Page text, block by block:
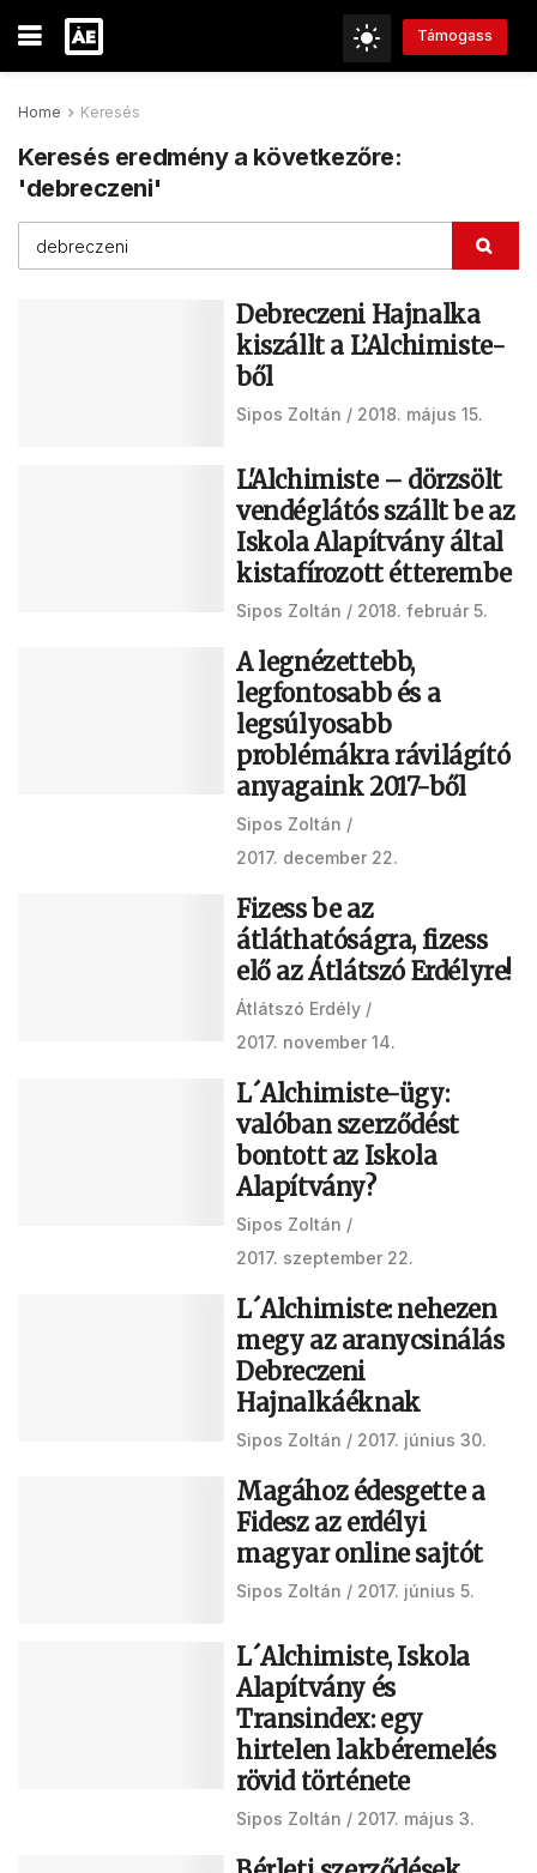
Támogass
Home Keresés
Keresés eredmény a következőre:
'debreczeni'
Debreczeni Hajnalka
kiszállt a L’Alchimiste-
ből
Sipos Zoltán 2018. május 15.
L'Alchimiste – dörzsölt
vendéglátós szállt be az
Iskola Alapítvány által
kistafírozott étterembe
Sipos Zoltán 2018. február 5.
A legnézettebb,
legfontosabb és a
legsúlyosabb
problémákra rávilágító
anyagaink 2017-ből
Sipos Zoltán
2017. december 22.
Fizess be az
átláthatóságra, fizess
elő az Átlátszó Erdélyre!
Átlátszó Erdély
2017. november 14.
L´Alchimiste-ügy:
valóban szerződést
bontott az Iskola
Alapítvány?
Sipos Zoltán
2017. szeptember 22.
L´Alchimiste: nehezen
megy az aranycsinálás
Debreczeni
Hajnalkáéknak
Sipos Zoltán 2017. június 30.
Magához édesgette a
Fidesz az erdélyi
magyar online sajtót
Sipos Zoltán 2017. június 5.
L´Alchimiste, Iskola
Alapítvány és
Transindex: egy
hirtelen lakbéremelés
rövid története
Sipos Zoltán 2017. május 3.